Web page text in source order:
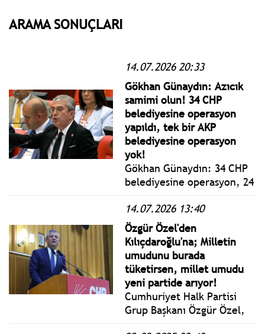
ARAMA SONUÇLARI
14.07.2026 20:33
Gökhan Günaydın: Azıcık
samimi olun! 34 CHP
belediyesine operasyon
yapıldı, tek bir AKP
belediyesine operasyon
yok!
Gökhan Günaydın: 34 CHP
belediyesine operasyon, 24
bir AKP belediyesine
operasyon yok, tutuklu yok
yani yaptığınızın ne ölçüde
siyasi olduğunu göstermek
için bu rakamlar yeter.
14.07.2026 13:40
Özgür Özel'den
Kılıçdaroğlu'na; Milletin
umudunu burada
tüketirsen, millet umudu
yeni partide arıyor!
Cumhuriyet Halk Partisi
Grup Başkanı Özgür Özel,